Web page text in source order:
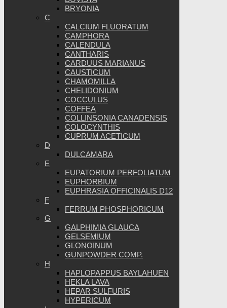
BRYONIA
C
CALCIUM FLUORATUM
CAMPHORA
CALENDULA
CANTHARIS
CARDUUS MARIANUS
CAUSTICUM
CHAMOMILLA
CHELIDONIUM
COCCULUS
COFFEA
COLLINSONIA CANADENSIS
COLOCYNTHIS
CUPRUM ACETICUM
D
DULCAMARA
E
EUPATORIUM PERFOLIATUM
EUPHORBIUM
EUPHRASIA OFFICINALIS D12
F
FERRUM PHOSPHORICUM
G
GALPHIMIA GLAUCA
GELSEMIUM
GLONOINUM
GUNPOWDER COMP.
H
HAPLOPAPPUS BAYLAHUEN
HEKLA LAVA
HEPAR SULFURIS
HYPERICUM